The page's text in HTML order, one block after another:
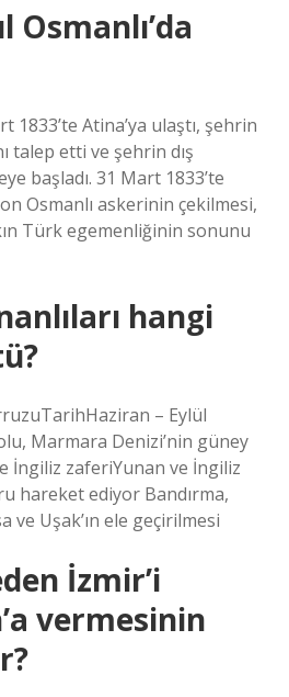
Osmanlı’da
1833’te Atina’ya ulaştı, şehrin
talep etti ve şehrin dış
başladı. 31 Mart 1833’te
Osmanlı askerinin çekilmesi,
Türk egemenliğinin sonunu
hangi
– Eylül
Marmara Denizi’nin güney
İngiliz zaferiYunan ve İngiliz
hareket ediyor Bandırma,
ve Uşak’ın ele geçirilmesi
İzmir’i
vermesinin